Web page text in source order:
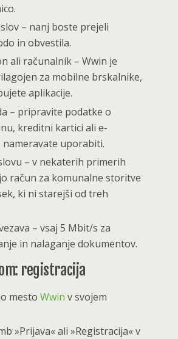
– nanj boste prejeli
in obvestila.
ali računalnik – Wwin je
za mobilne brskalnike,
aplikacije.
– pripravite podatke o
kreditni kartici ali e-
nameravate uporabiti.
– v nekaterih primerih
račun za komunalne storitve
ki ni starejši od treh
– vsaj 5 Mbit/s za
in nalaganje dokumentov.
registracija
mestoWwin v svojem
»Prijava« ali »Registracija« v